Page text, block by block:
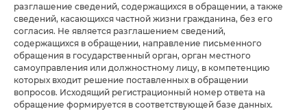
разглашение сведений, содержащихся в обращении, а также
сведений, касающихся частной жизни гражданина, без его
согласия. Не является разглашением сведений,
содержащихся в обращении, направление письменного
обращения в государственный орган, орган местного
самоуправления или должностному лицу, в компетенцию
которых входит решение поставленных в обращении
вопросов. Исходящий регистрационный номер ответа на
обращение формируется в соответствующей базе данных.